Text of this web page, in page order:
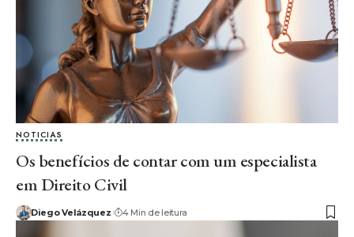
NOTICIAS
Os benefícios de contar com um especialista
em Direito Civil
Diego Velázquez 4 Min de leitura